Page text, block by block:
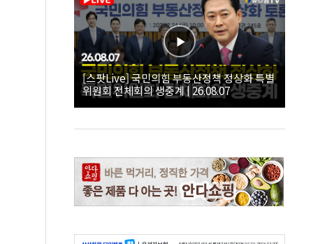
[스팟Live] 국민의힘 부동산정책 정상화 특별
위원회 전체회의 생중계 | 26.08.07